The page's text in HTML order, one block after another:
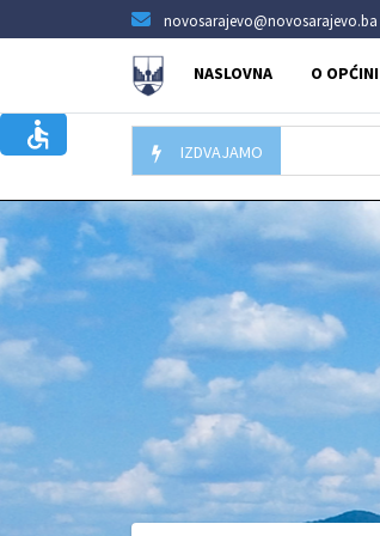
novosarajevo@novosarajevo.ba
NASLOVNA O OPĆINI
IZDVAJAMO